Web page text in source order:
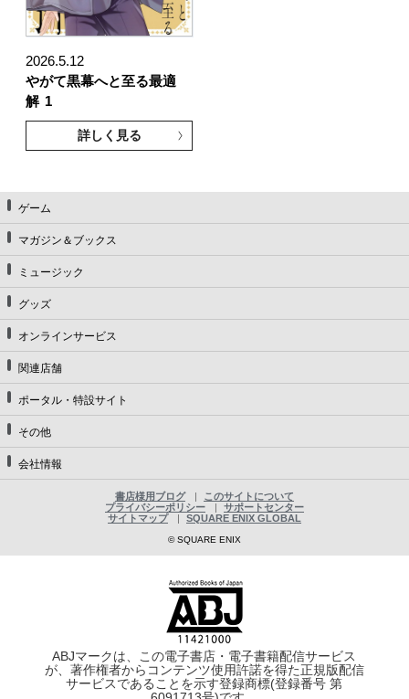
2026.5.12
やがて黒幕へと至る最適
解 1
詳しく見る
ゲーム
マガジン＆ブックス
ミュージック
グッズ
オンラインサービス
関連店舗
ポータル・特設サイト
その他
会社情報
書店様用ブログ
このサイトについて
プライバシーポリシー
サポートセンター
サイトマップ
SQUARE ENIX GLOBAL
© SQUARE ENIX
ABJマークは、この電子書店・電子書籍配信サービス
が、著作権者からコンテンツ使用許諾を得た正規版配信
サービスであることを示す登録商標(登録番号 第